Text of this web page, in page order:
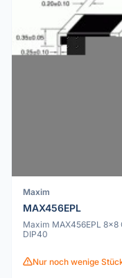
Maxim
MAX456EPL
Maxim MAX456EPL
DIP40
Nur noch wenige